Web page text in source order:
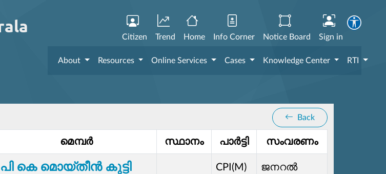
Citizen Trend Home Info Corner Notice Board Sign in
About Resources Online Services Cases Knowledge Center RTI
Back
മെമ്പര്‍ സ്ഥാനം പാർട്ടി സംവരണം
പി കെ മൊയ്തീന്‍ കുട്ടി CPI(M) ജനറൽ